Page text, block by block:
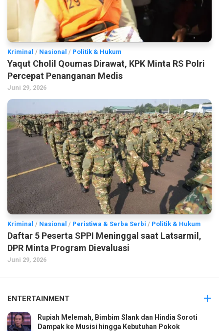
Kriminal / Nasional / Politik & Hukum
Yaqut Cholil Qoumas Dirawat, KPK Minta RS Polri
Percepat Penanganan Medis
Juni 29, 2026
Kriminal / Nasional / Peristiwa & Serba Serbi / Politik & Hukum
Daftar 5 Peserta SPPI Meninggal saat Latsarmil,
DPR Minta Program Dievaluasi
Juni 29, 2026
ENTERTAINMENT
Rupiah Melemah, Bimbim Slank dan Hindia Soroti
Dampak ke Musisi hingga Kebutuhan Pokok